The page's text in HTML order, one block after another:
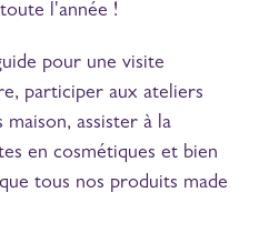
l'année !
pour une visite
participer aux ateliers
assister à la
en cosmétiques et bien
tous nos produits made